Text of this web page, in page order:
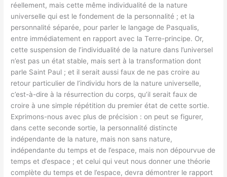
réellement, mais cette même individualité de la nature
universelle qui est le fondement de la personnalité ; et la
personnalité séparée, pour parler le langage de Pasqualis,
entre immédiatement en rapport avec la Terre-principe. Or,
cette suspension de l’individualité de la nature dans l’universel
n’est pas un état stable, mais sert à la transformation dont
parle Saint Paul ; et il serait aussi faux de ne pas croire au
retour particulier de l’individu hors de la nature universelle,
c’est-à-dire à la résurrection du corps, qu’il serait faux de
croire à une simple répétition du premier état de cette sortie.
Exprimons-nous avec plus de précision : on peut se figurer,
dans cette seconde sortie, la personnalité distincte
indépendante de la nature, mais non sans nature,
indépendante du temps et de l’espace, mais non dépourvue de
temps et d’espace ; et celui qui veut nous donner une théorie
complète du temps et de l’espace, devra démontrer le rapport